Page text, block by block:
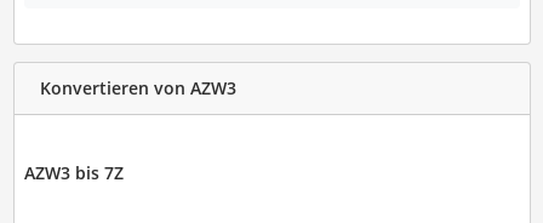
Konvertieren von AZW3
AZW3 bis 7Z